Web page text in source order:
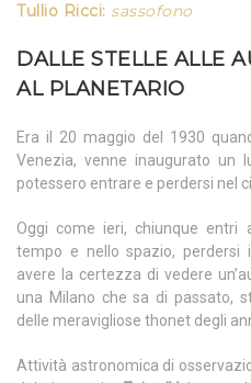
Tullio Ricci: sassofono
DALLE STELLE ALLE
AL PLANETARIO
Era il 20 maggio del 1930
Venezia, venne inaugurato un
potessero entrare e perdersi nel
Oggi come ieri, chiunque entri
tempo e nello spazio, perdersi
avere la certezza di vedere
una Milano che sa di passato,
delle meravigliose thonet degli
Attività astronomica di